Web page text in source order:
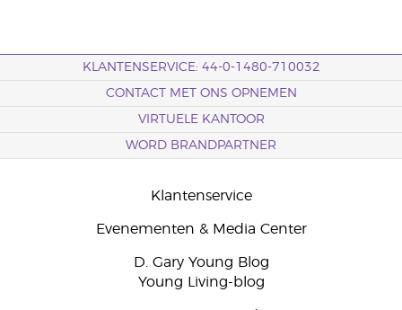
KLANTENSERVICE: 44-0-1480-710032
CONTACT MET ONS OPNEMEN
VIRTUELE KANTOOR
WORD BRANDPARTNER
Klantenservice
Evenementen & Media Center
D. Gary Young Blog
Young Living-blog